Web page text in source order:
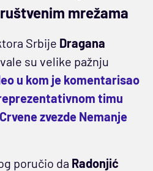
mrežama
Srbije Dragana
su velike pažnju
u kom je komentarisao
timu
zvezde Nemanje
poručio da Radonjić